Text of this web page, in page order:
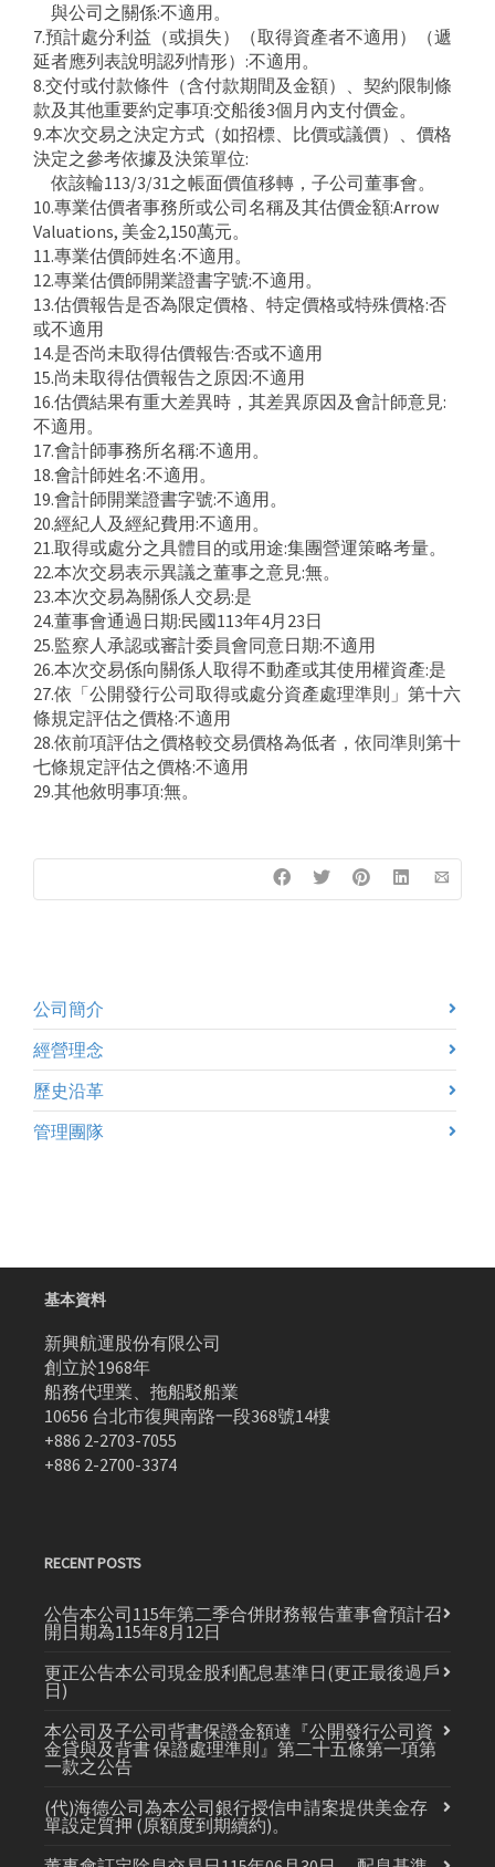
與公司之關係:不適用。
7.預計處分利益（或損失）（取得資產者不適用）（遞
延者應列表說明認列情形）:不適用。
8.交付或付款條件（含付款期間及金額）、契約限制條
款及其他重要約定事項:交船後3個月內支付價金。
9.本次交易之決定方式（如招標、比價或議價）、價格
決定之參考依據及決策單位:
依該輪113/3/31之帳面價值移轉，子公司董事會。
10.專業估價者事務所或公司名稱及其估價金額:Arrow
Valuations, 美金2,150萬元。
11.專業估價師姓名:不適用。
12.專業估價師開業證書字號:不適用。
13.估價報告是否為限定價格、特定價格或特殊價格:否
或不適用
14.是否尚未取得估價報告:否或不適用
15.尚未取得估價報告之原因:不適用
16.估價結果有重大差異時，其差異原因及會計師意見:
不適用。
17.會計師事務所名稱:不適用。
18.會計師姓名:不適用。
19.會計師開業證書字號:不適用。
20.經紀人及經紀費用:不適用。
21.取得或處分之具體目的或用途:集團營運策略考量。
22.本次交易表示異議之董事之意見:無。
23.本次交易為關係人交易:是
24.董事會通過日期:民國113年4月23日
25.監察人承認或審計委員會同意日期:不適用
26.本次交易係向關係人取得不動產或其使用權資產:是
27.依「公開發行公司取得或處分資產處理準則」第十六
條規定評估之價格:不適用
28.依前項評估之價格較交易價格為低者，依同準則第十
七條規定評估之價格:不適用
29.其他敘明事項:無。
公司簡介
經營理念
歷史沿革
管理團隊
基本資料
新興航運股份有限公司
創立於1968年
船務代理業、拖船駁船業
10656 台北市復興南路一段368號14樓
+886 2-2703-7055
+886 2-2700-3374
RECENT POSTS
公告本公司115年第二季合併財務報告董事會預計召
開日期為115年8月12日
更正公告本公司現金股利配息基準日(更正最後過戶
日)
本公司及子公司背書保證金額達『公開發行公司資
金貸與及背書 保證處理準則』第二十五條第一項第
一款之公告
(代)海德公司為本公司銀行授信申請案提供美金存
單設定質押 (原額度到期續約)。